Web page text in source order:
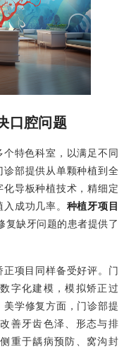
口腔问题
特色科室，以满足不同
诊部提供从单颗种植到全
导板种植技术，精细定
成功几率。 种植牙项目
复缺牙问题的患者提供了
项目同样备受好评。门
字化建模，模拟矫正过
学修复方面，门诊部提
善牙齿色泽、形态与排
重于龋病预防、窝沟封